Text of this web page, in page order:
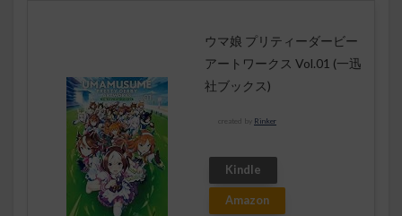
ウマ娘 プリティーダービー
アートワークス Vol.01 (一迅
社ブックス)
created by Rinker
Kindle
Amazon